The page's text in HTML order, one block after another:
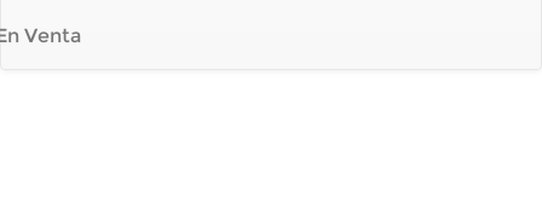
Venta